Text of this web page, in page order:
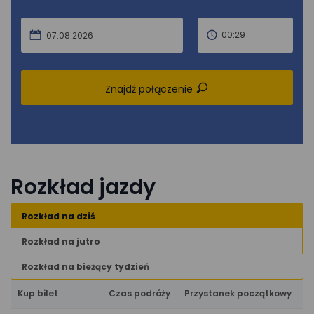
07.08.2026 00:29
Znajdź połączenie
Rozkład jazdy
Rozkład na dziś
Rozkład na jutro
Rozkład na bieżący tydzień
Kup bilet Czas podróży Przystanek początkowy